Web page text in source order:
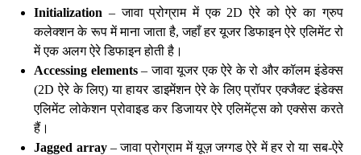
Initialization – जावा प्रोग्राम में एक 2D ऐरे को ऐरे का ग्रुप
कलेक्शन के रूप में माना जाता है, जहाँ हर यूजर डिफाइन ऐरे एलिमेंट रो
में एक अलग ऐरे डिफाइन होती है।
Accessing elements– जावा यूजर एक ऐरे के रो और कॉलम इंडेक्स
(2D ऐरे के लिए) या हायर डाइमेंशन ऐरे के लिए प्रॉपर एक्जैक्ट इंडेक्स
एलिमेंट लोकेशन प्रोवाइड कर डिजायर ऐरे एलिमेंट्स को एक्सेस करते
हैं।
Jagged array– जावा प्रोग्राम में यूज़ जग्गड ऐरे में हर रो या सब-ऐरे